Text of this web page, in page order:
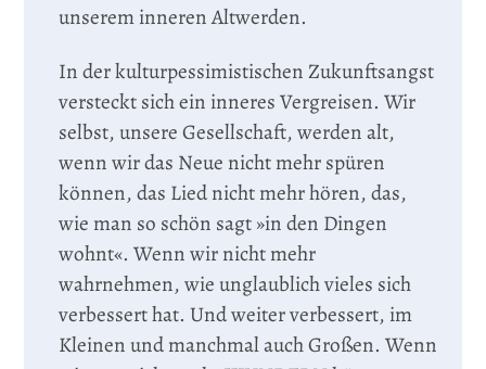
unserem inneren Altwerden.
In der kulturpessimistischen Zukunftsangst
versteckt sich ein inneres Vergreisen. Wir
selbst, unsere Gesellschaft, werden alt,
wenn wir das Neue nicht mehr spüren
können, das Lied nicht mehr hören, das,
wie man so schön sagt »in den Dingen
wohnt«. Wenn wir nicht mehr
wahrnehmen, wie unglaublich vieles sich
verbessert hat. Und weiter verbessert, im
Kleinen und manchmal auch Großen. Wenn